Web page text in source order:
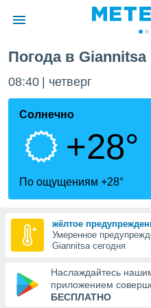
о
Вы можете
к этому
доступ
Погода в Giannitsa
08:40 четверг
Солнечно
+28°
По ощущениям +28°
жёлтое
Умеренное
Giannitsa сегодня
Наслаждайтесь
приложением
БЕСПЛАТНО